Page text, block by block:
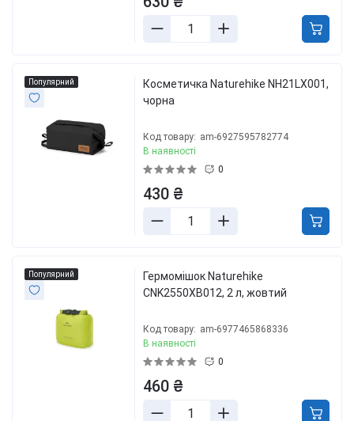
Популярний
Косметичка Naturehike NH21LX001,
чорна
Код товару: am-6927595782774
В наявності
0
430 ₴
Популярний
Гермомішок Naturehike
CNK2550XB012, 2 л, жовтий
Код товару: am-6977465868336
В наявності
0
460 ₴